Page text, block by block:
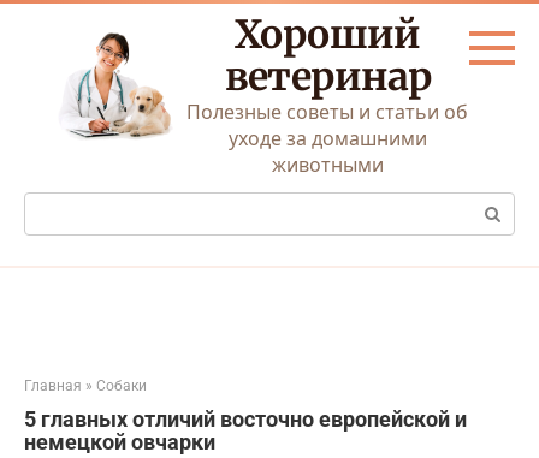
Перейти
Хороший
ветеринар
Полезные советы и статьи об
уходе за домашними
животными
Поиск:
Главная » Собаки
5 главных отличий восточно европейской и
немецкой овчарки